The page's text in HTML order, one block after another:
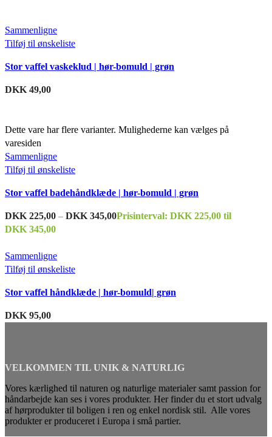
Sammenligne
Tilføj til ønskeliste
Stor vaffel vaskeklud | hør-bomuld | grøn
DKK 49,00
Dette vare har flere varianter. Mulighederne kan vælges på
varesiden
Sammenligne
Tilføj til ønskeliste
Stor vaffel badehåndklæde | hør-bomuld | grøn
DKK 225,00 – DKK 345,00Prisinterval: DKK 225,00 til
DKK 345,00
Sammenligne
Tilføj til ønskeliste
Stor vaffel håndklæde | hør-bomuld| grøn
DKK 95,00
VELKOMMEN TIL UNIK & NATURLIG
Vores kærlighed til naturen og naturlige materialer samt passion for
håndarbejde kan ses i vores produkter. Her finder du et stort udvalg
af hørprodukter til boligen i ren og enkel nordisk stil. Alle vores
produkter er produceret i Europa i små partier.